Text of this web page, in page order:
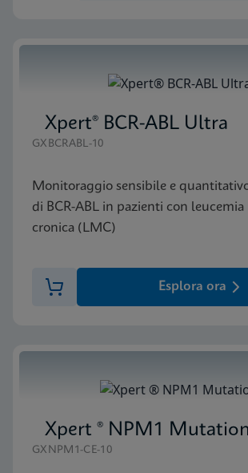
Xpert® BCR-ABL Ultra
GXBCRABL-10
Monitoraggio sensibile e
di BCR-ABL in pazienti con
cronica (LMC)
Esplora ora
Xpert ® NPM1 Mutation
GXNPM1-CE-10